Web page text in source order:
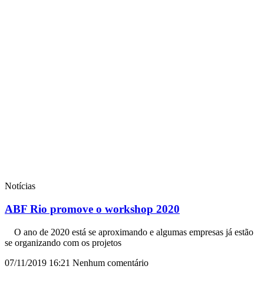
Notícias
ABF Rio promove o workshop 2020
O ano de 2020 está se aproximando e algumas empresas já estão
se organizando com os projetos
07/11/2019 16:21 Nenhum comentário